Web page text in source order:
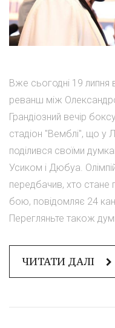
Вже сьогодні 19 липня
реванш між
Грандіозний вечір
стадіон "Вемблі", що у
поділився своїми
Усиком і Дюбуа.
передбачив, хто
бою, повідомляє 24
Перегляньте також
ЧИТАТИ ДАЛІ